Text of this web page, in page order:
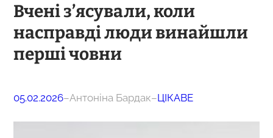
Вчені з’ясували, коли
насправді люди винайшли
перші човни
05.02.2026–Антоніна Бардак–ЦІКАВЕ